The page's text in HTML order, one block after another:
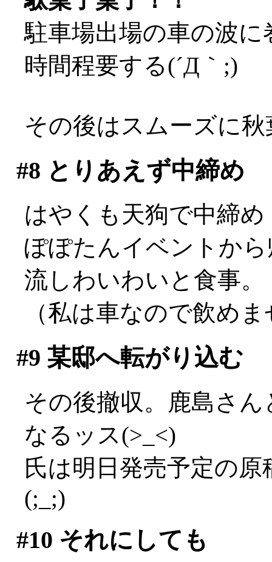
駐車場出場の車の波
時間程要する(´Д｀;)
その後はスムーズに
#8 とりあえず中締め
はやくも天狗で中締め
ぽぽたんイベントか
流しわいわいと食事。
（私は車なので飲め
#9 某邸へ転がり込む
その後撤収。鹿島さ
なるッス(>_<)
氏は明日発売予定の
(;_;)
#10 それにしても